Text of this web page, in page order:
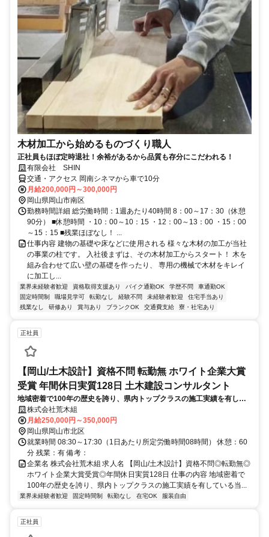
木材加工から始めるものづくり職人
正社員もほぼ定時退社！余裕があるから品質も存分にこだわれる！
有限会社 SHIN
交通・アクセス 岡南シネマから車で10分
月給200,000円～300,000円
岡山県岡山市南区
勤務時間詳細 総労働時間：1週あたり40時間 8：00～17：30（休憩
90分） ■休憩時間 ・10：00～10：15 ・12：00～13：00 ・15：00
～15：15 ■残業ほぼなし！ ...
仕事内容 建物の基礎や床などに使用される 様々な木材の加工が当社
の事業の柱です。 入社後まずは、その木材加工からスタート！ 木を
組み合わせて広い壁の基礎を作ったり、 専用の機械で木材をキレイ
に加工し...
業界未経験者歓迎 資格取得支援あり バイク通勤OK 学歴不問
車通勤OK
固定時間制
職場見学可 転勤なし 経験不問 未経験者歓迎
住宅手当あり
残業なし
研修あり 賞与あり ブランクOK 交通費支給 寮・社宅あり
正社員
【岡山/土木設計】資格不問 転勤無 ホワイト企業大賞
受賞 年間休日実質128日 土木建設コンサルタント
地域密着で100年の歴史を誇り、県内トップクラスの施工実績を有して
いる当社にて、当面は設計・積算担当の先輩社員のもとで業務を行なっ
て頂き、将来的には民間土木の設計・積算全般を取りまとめる立場をお
任せ。
株式会社荒木組
月給250,000円～350,000円
岡山県岡山市北区
就業時間 08:30～17:30（1日あたり所定労働時間08時間） 休憩：60
分 残業：有 備考：
企業名 株式会社荒木組 求人名 【岡山/土木設計】資格不問◎転勤無◎
ホワイト企業大賞受賞◎年間休日実質128日 仕事の内容 地域密着で
100年の歴史を誇り、県内トップクラスの施工実績を有している当...
業界未経験者歓迎 固定時間制 転勤なし 在宅OK 服装自由
正社員